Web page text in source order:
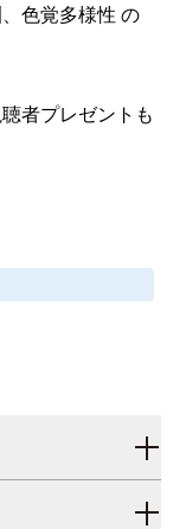
色覚多様性 の
者プレゼントも